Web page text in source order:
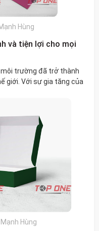
Hùng
và tiện lợi cho mọi
môi trường đã trở thành
giới. Với sự gia tăng của
Hùng